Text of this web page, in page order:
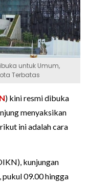
untuk Umum,
Terbatas
) kini resmi dibuka
menyaksikan
ini adalah cara
kunjungan
09.00 hingga